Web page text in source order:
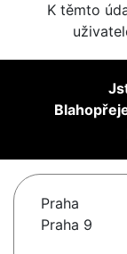
K těmto
Praha
Praha 9